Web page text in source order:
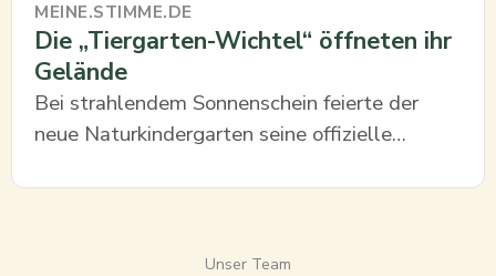
MEINE.STIMME.DE
Die „Tiergarten-Wichtel“ öffneten ihr
Gelände
Bei strahlendem Sonnenschein feierte der
neue Naturkindergarten seine offizielle
und ihre Familien.
Unser Team